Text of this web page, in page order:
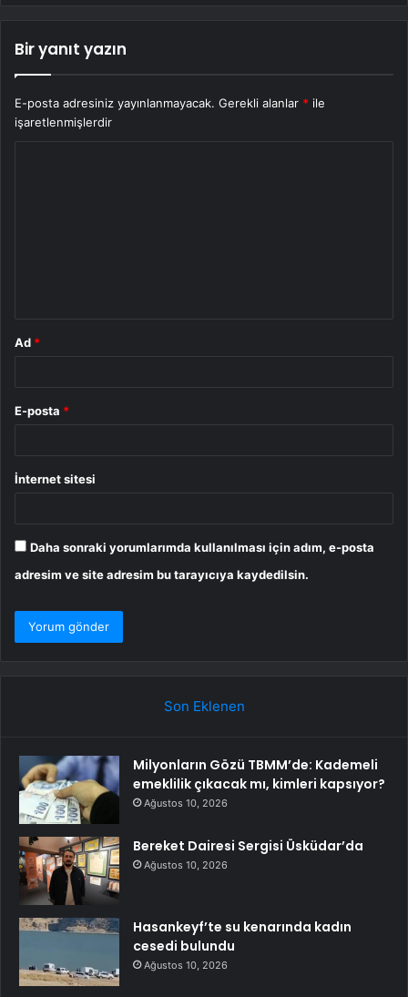
Bir yanıt yazın
E-posta adresiniz yayınlanmayacak. Gerekli alanlar * ile
işaretlenmişlerdir
Ad *
E-posta *
İnternet sitesi
Daha sonraki yorumlarımda kullanılması için adım, e-posta
adresim ve site adresim bu tarayıcıya kaydedilsin.
Son Eklenen
Milyonların Gözü TBMM’de: Kademeli
emeklilik çıkacak mı, kimleri kapsıyor?
Ağustos 10, 2026
Bereket Dairesi Sergisi Üsküdar’da
Ağustos 10, 2026
Hasankeyf’te su kenarında kadın
cesedi bulundu
Ağustos 10, 2026